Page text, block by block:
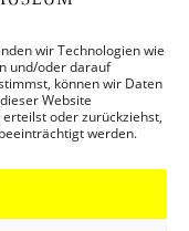
wir Technologien wie
und/oder darauf
können wir Daten
Website
oder zurückziehst,
werden.